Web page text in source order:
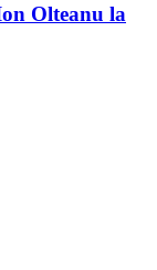
Olteanu la